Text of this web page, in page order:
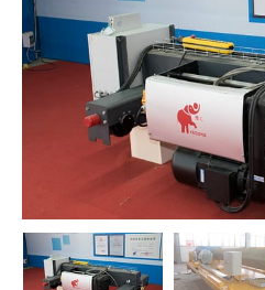
Pergel Vinçler
Elektrikli Vinç
Vinç Yedek Parçaları
Hakkımızda